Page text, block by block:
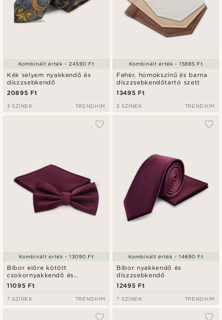
Kék selyem nyakkendő és
díszzsebkendő
20895 Ft
Kombinált érték - 24590 Ft
3 SZÍNEK TRENDHIM
Fehér, homokszínű és barna
díszzsebkendőtartó szett
13495 Ft
Kombinált érték - 15885 Ft
2 SZÍNEK TRENDHIM
Bíbor előre kötött
csokornyakkendő és
díszzsebkendő szett
11095 Ft
Kombinált érték - 13090 Ft
7 SZÍNEK TRENDHIM
Bíbor nyakkendő és
díszzsebkendő
12495 Ft
Kombinált érték - 14690 Ft
7 SZÍNEK TRENDHIM